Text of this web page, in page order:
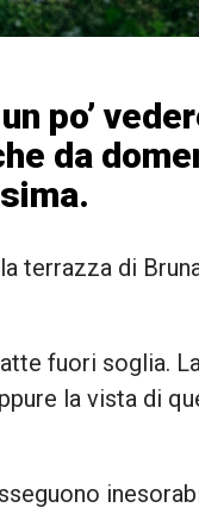
po’
da
terrazza di
fuori soglia.
la vista di